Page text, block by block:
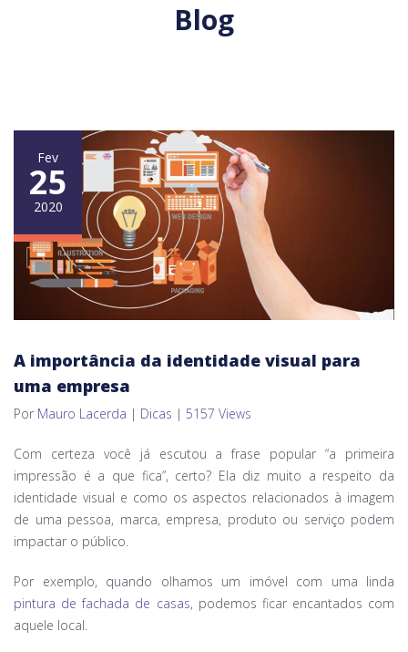
Blog
Fev
25
2020
A importância da identidade visual para
uma empresa
Por Mauro Lacerda | Dicas | 5157 Views
Com certeza você já escutou a frase popular “a primeira
impressão é a que fica”, certo? Ela diz muito a respeito da
identidade visual e como os aspectos relacionados à imagem
de uma pessoa, marca, empresa, produto ou serviço podem
impactar o público.
Por exemplo, quando olhamos um imóvel com uma linda
pintura de fachada de casas, podemos ficar encantados com
aquele local.